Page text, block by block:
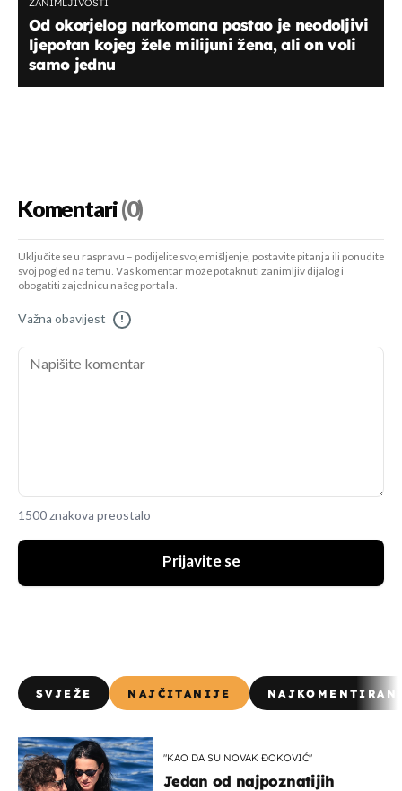
ZANIMLJIVOSTI
Od okorjelog narkomana postao je neodoljivi
ljepotan kojeg žele milijuni žena, ali on voli
samo jednu
Komentari(0)
Uključite se u raspravu – podijelite svoje mišljenje, postavite pitanja ili ponudite
svoj pogled na temu. Vaš komentar može potaknuti zanimljiv dijalog i
obogatiti zajednicu našeg portala.
Važna obavijest !
1500 znakova preostalo
Prijavite se
SVJEŽE NAJČITANIJE
"KAO DA SU NOVAK ĐOKOVIĆ"
Jedan od najpoznatijih